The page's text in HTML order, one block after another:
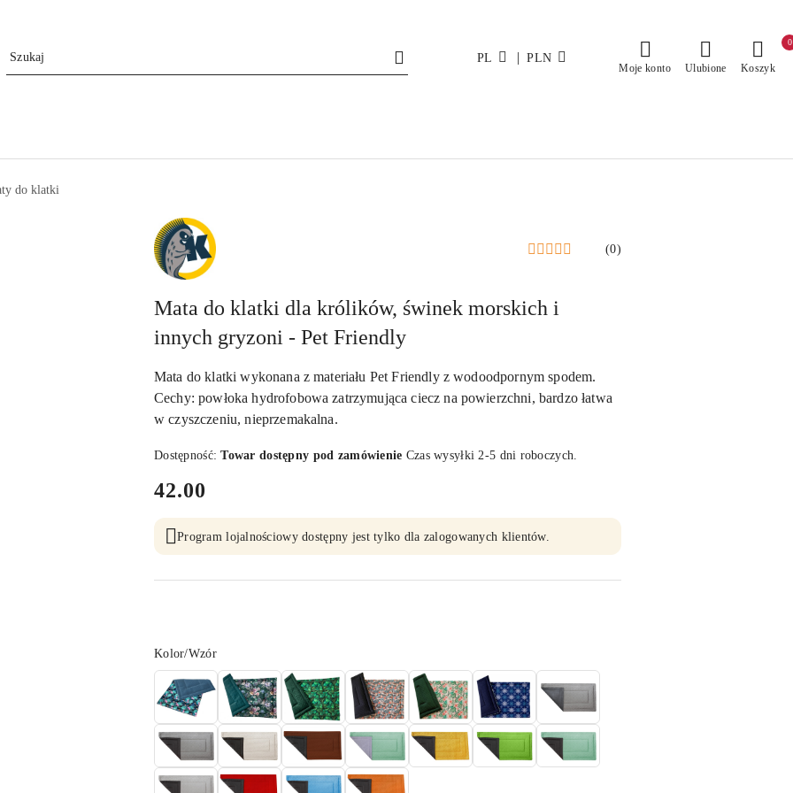
PL | PLN
Moje konto Ulubione Koszyk
0
do klatki
NAZWA
PRODUCENTA:
KRAINA
TUPTUSIA
(0)
Mata do klatki dla królików, świnek morskich i
innych gryzoni - Pet Friendly
Mata do klatki wykonana z materiału Pet Friendly z wodoodpornym spodem.
Cechy: powłoka hydrofobowa zatrzymująca ciecz na powierzchni, bardzo łatwa
w czyszczeniu, nieprzemakalna.
Dostępność:Towar dostępny pod zamówienie Czas wysyłki 2-5 dni roboczych.
cena:
42.00
Program lojalnościowy dostępny jest tylko dla zalogowanych klientów.
Wariant
Kolor/Wzór